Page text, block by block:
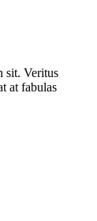
sit. Veritus
аt fabulas